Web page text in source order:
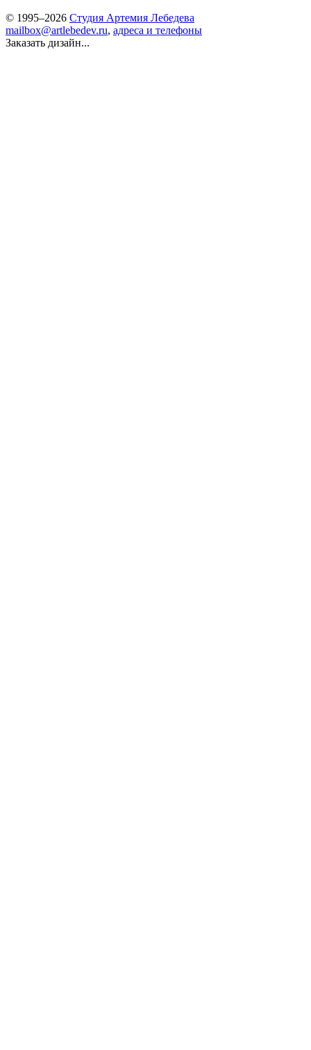
© 1995–2026 Студия Артемия Лебедева
mailbox@artlebedev.ru, адреса и телефоны
Заказать дизайн...